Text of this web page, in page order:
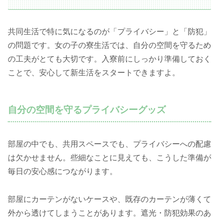
共同生活で特に気になるのが「プライバシー」と「防犯」
の問題です。女の子の寮生活では、自分の空間を守るため
の工夫がとても大切です。入寮前にしっかり準備しておく
ことで、安心して新生活をスタートできますよ。
自分の空間を守るプライバシーグッズ
部屋の中でも、共用スペースでも、プライバシーへの配慮
は欠かせません。些細なことに見えても、こうした準備が
毎日の安心感につながります。
部屋にカーテンがないケースや、既存のカーテンが薄くて
外から透けてしまうことがあります。遮光・防犯効果のあ